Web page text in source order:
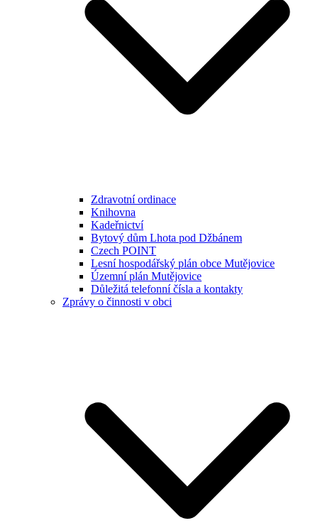
Zdravotní ordinace
Knihovna
Kadeřnictví
Bytový dům Lhota pod Džbánem
Czech POINT
Lesní hospodářský plán obce Mutějovice
Územní plán Mutějovice
Důležitá telefonní čísla a kontakty
Zprávy o činnosti v obci